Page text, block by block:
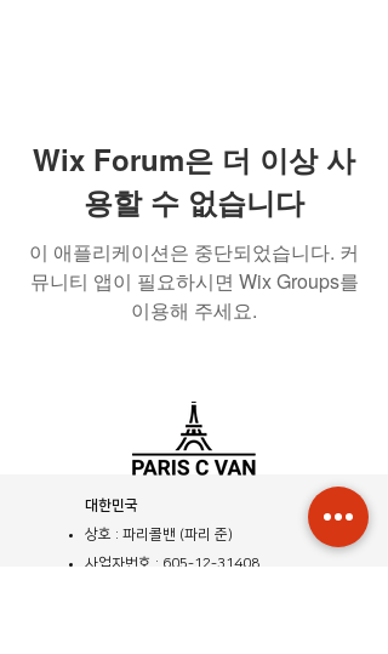
Wix Forum은 더 이상 사
용할 수 없습니다
이 애플리케이션은 중단되었습니다. 커
뮤니티 앱이 필요하시면 Wix Groups를
이용해 주세요.
​대한민국
상호 : 파리콜밴 (파리 준)
사업자번호 : 605-12-31408